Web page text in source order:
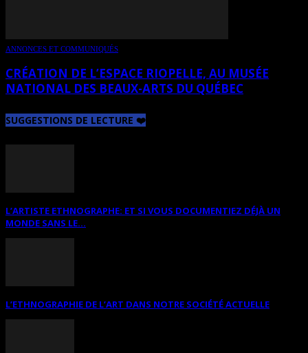
ANNONCES ET COMMUNIQUÉS
CRÉATION DE L’ESPACE RIOPELLE, AU MUSÉE
NATIONAL DES BEAUX-ARTS DU QUÉBEC
SUGGESTIONS DE LECTURE ❤️
L’ARTISTE ETHNOGRAPHE: ET SI VOUS DOCUMENTIEZ DÉJÀ UN
MONDE SANS LE...
L’ETHNOGRAPHIE DE L’ART DANS NOTRE SOCIÉTÉ ACTUELLE